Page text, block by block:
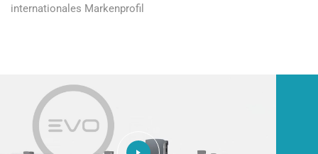
internationales Markenprofil